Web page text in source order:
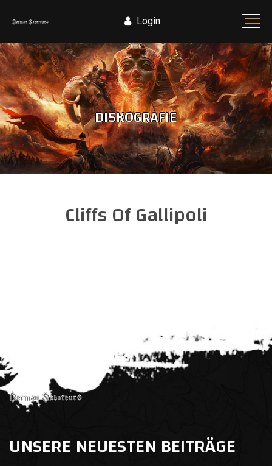
Login
DISKOGRAFIE
Cliffs Of Gallipoli
UNSERE NEUESTEN BEITRÄGE